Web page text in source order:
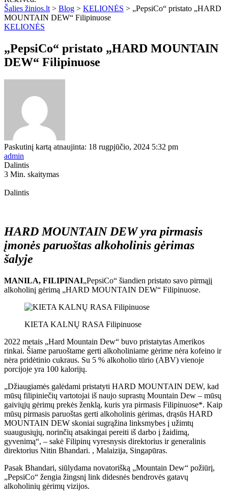
Šalies žinios.lt > Blog > KELIONĖS > „PepsiCo“ pristato „HARD
MOUNTAIN DEW“ Filipinuose
KELIONĖS
„PepsiCo“ pristato „HARD MOUNTAIN
DEW“ Filipinuose
Paskutinį kartą atnaujinta: 18 rugpjūčio, 2024 5:32 pm
admin
Dalintis
3 Min. skaitymas
Dalintis
HARD MOUNTAIN DEW yra pirmasis
įmonės paruoštas alkoholinis gėrimas
šalyje
MANILA, FILIPINAI„PepsiCo“ šiandien pristato savo pirmąjį
alkoholinį gėrimą „HARD MOUNTAIN DEW“ Filipinuose.
KIETA KALNŲ RASA Filipinuose
2022 metais „Hard Mountain Dew“ buvo pristatytas Amerikos
rinkai. Šiame paruoštame gerti alkoholiniame gėrime nėra kofeino ir
nėra pridėtinio cukraus. Su 5 % alkoholio tūrio (ABV) vienoje
porcijoje yra 100 kalorijų.
„Džiaugiamės galėdami pristatyti HARD MOUNTAIN DEW, kad
mūsų filipiniečių vartotojai iš naujo suprastų Mountain Dew – mūsų
gaiviųjų gėrimų prekės ženklą, kuris yra pirmasis Filipinuose*. Kaip
mūsų pirmasis paruoštas gerti alkoholinis gėrimas, drąsūs HARD
MOUNTAIN DEW skoniai sugrąžina linksmybes į užimtų
suaugusiųjų, norinčių atsakingai pereiti iš darbo į žaidimą,
gyvenimą“, – sakė Filipinų vyresnysis direktorius ir generalinis
direktorius Nitin Bhandari. , Malaizija, Singapūras.
Pasak Bhandari, siūlydama novatorišką „Mountain Dew“ požiūrį,
„PepsiCo“ žengia žingsnį link didesnės bendrovės gatavų
alkoholinių gėrimų vizijos.